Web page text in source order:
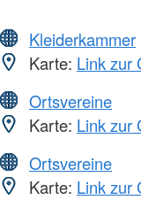
Kleiderkammer
Karte: Link zur
Ortsvereine
Karte: Link zur
Ortsvereine
Karte: Link zur